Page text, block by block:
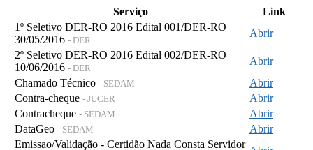
Serviço
Link
1º Seletivo DER-RO 2016 Edital 001/DER-RO
30/05/2016 - DER
Abrir
2º Seletivo DER-RO 2016 Edital 002/DER-RO
10/06/2016 - DER
Abrir
Chamado Técnico - SEDAM
Abrir
Contra-cheque - JUCER
Abrir
Contracheque - SEDAM
Abrir
DataGeo - SEDAM
Abrir
Emissao/Validação - Certidão Nada Consta Servidor